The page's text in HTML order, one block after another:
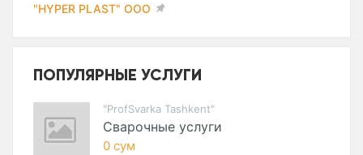
"HYPER PLAST" ООО
ПОПУЛЯРНЫЕ УСЛУГИ
"ProfSvarka Tashkent"
Сварочные услуги
0 сум